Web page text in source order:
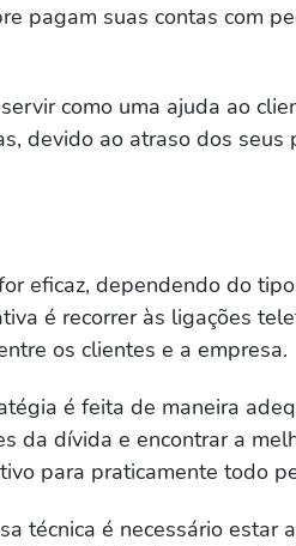
pagam suas contas com
como uma ajuda ao
devido ao atraso dos seus
eficaz, dependendo do
é recorrer às ligações
os clientes e a empresa.
é feita de maneira
da dívida e encontrar a
para praticamente todo
técnica é necessário estar